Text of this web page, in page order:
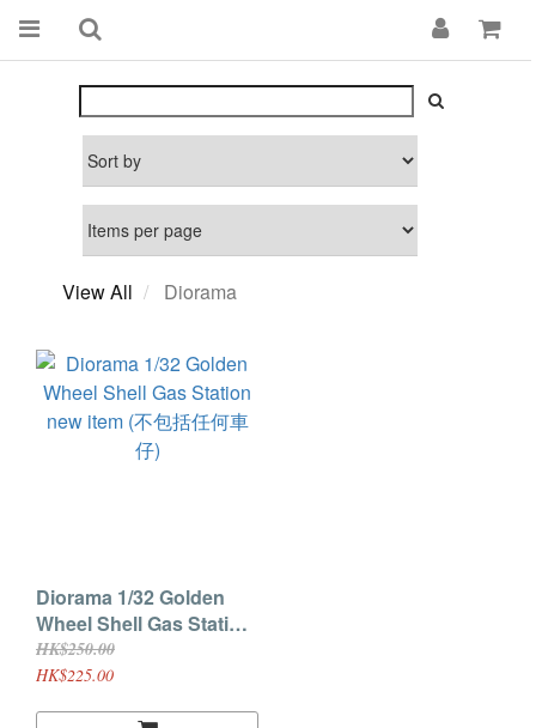
View All Diorama
Diorama 1/32 Golden
Wheel Shell Gas Station
new item (不包括任何車
仔)
HK$250.00
HK$225.00